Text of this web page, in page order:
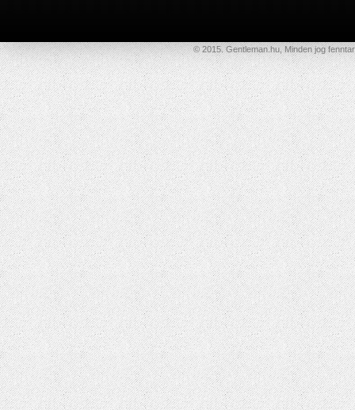
© 2015. Gentleman.hu, Minden jog